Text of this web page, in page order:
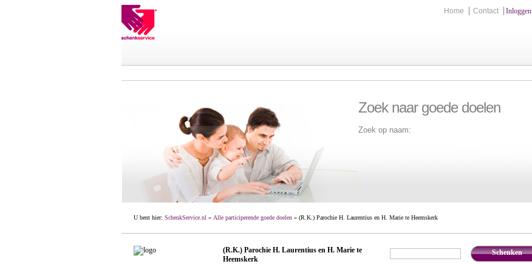
Home Contact Inloggen
Zoek naar goede doelen
Zoek op naam:
U bent hier: SchenkService.nl » Alle participerende goede doelen» (R.K.) Parochie H. Laurentius en H. Marie te Heemskerk
Schenken
(R.K.) Parochie H. Laurentius en H. Marie te
Heemskerk